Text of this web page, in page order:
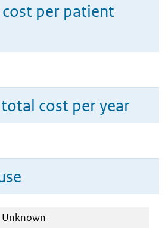
cost per patient
cost per year
Unknown